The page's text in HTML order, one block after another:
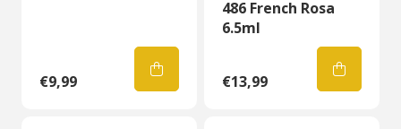
€9,99
486 French Rosa
6.5ml
€13,99